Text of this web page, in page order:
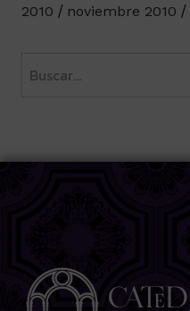
2010
noviembre 2010